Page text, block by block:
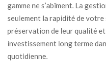
gamme ne s’abîment. La
seulement la rapidité de votre
préservation de leur qualité
investissement long terme
quotidienne.